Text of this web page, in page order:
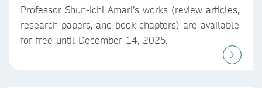
Professor Shun-ichi Amari’s works (review articles,
research papers, and book chapters) are available
for free until December 14, 2025.